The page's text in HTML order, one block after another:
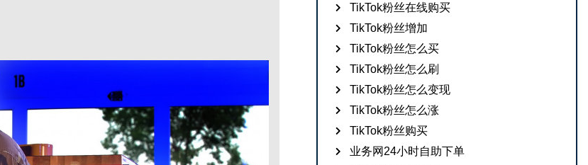
TikTok粉丝在线购买
TikTok粉丝增加
TikTok粉丝怎么买
TikTok粉丝怎么刷
TikTok粉丝怎么变现
TikTok粉丝怎么涨
TikTok粉丝购买
业务网24小时自助下单